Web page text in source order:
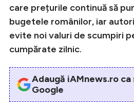
care prețurile continuă să
bugetele românilor, iar
evite noi valuri de scumpiri
cumpărate zilnic.
Adaugă iAMnews.ro
Google